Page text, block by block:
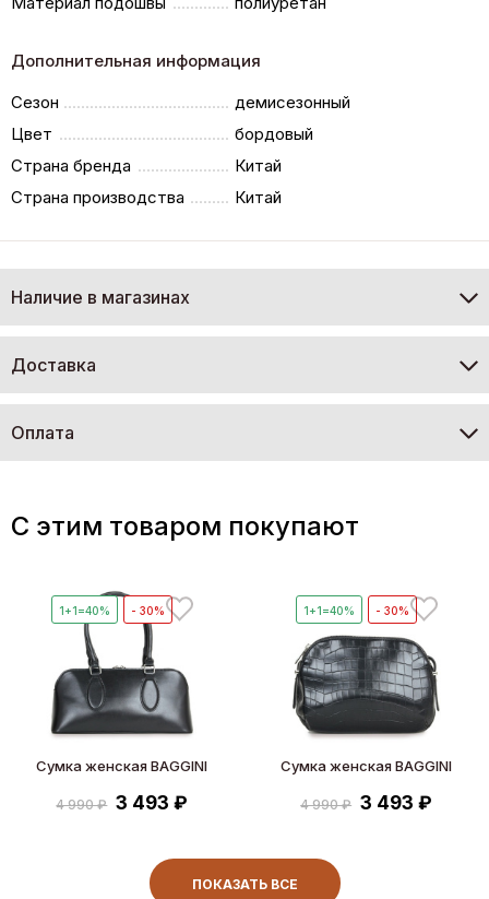
Дополнительная информация
Сезон
демисезонный
Цвет
бордовый
Страна бренда
Китай
Страна производства
Китай
Наличие в магазинах
Доставка
Оплата
C этим товаром покупают
1+1=40% - 30%
Сумка женская BAGGINI
4 990 ₽ 3 493 ₽
1+1=40% - 30%
Сумка женская BAGGINI
4 990 ₽ 3 493 ₽
ПОКАЗАТЬ ВСЕ